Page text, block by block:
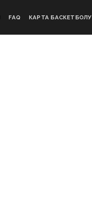
FAQ КАРТА БАСКЕТБОЛУ